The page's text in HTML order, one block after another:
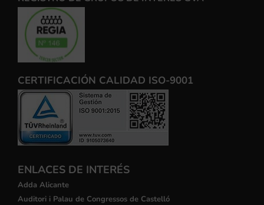
CERTIFICACIÓN CALIDAD ISO-9001
ENLACES DE INTERÉS
Adda Alicante
Auditori i Palau de Congressos de Castelló